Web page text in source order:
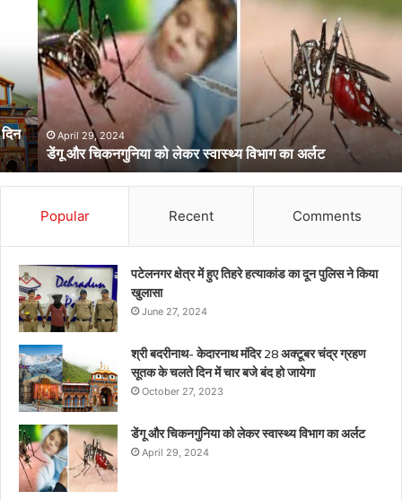
चिकनगुनिया
स्वास्थ्य
विभाग
का
अर्लटApril 29, 2024
डेंगू और चिकनगुनिया को लेकर स्वास्थ्य विभाग का अर्लट
Popular Recent Comments
पटेलनगर क्षेत्र में हुए तिहरे हत्याकांड का दून पुलिस ने किया
खुलासा
June 27, 2024
श्री बदरीनाथ- केदारनाथ मंदिर 28 अक्टूबर चंद्र ग्रहण
सूतक के चलते दिन में चार बजे बंद हो जायेगा
October 27, 2023
डेंगू और चिकनगुनिया को लेकर स्वास्थ्य विभाग का अर्लट
April 29, 2024